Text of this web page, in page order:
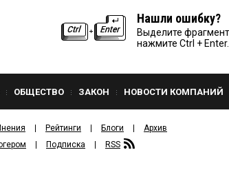
Нашли ошибку?
Выделите
нажмите Ctrl + Enter.
ОБЩЕСТВО ЗАКОН НОВОСТИ КОМПАНИЙ
Рейтинги Блоги
Архив
Подписка RSS